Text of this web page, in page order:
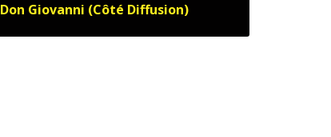
Don Giovanni (Côté Diffusion)